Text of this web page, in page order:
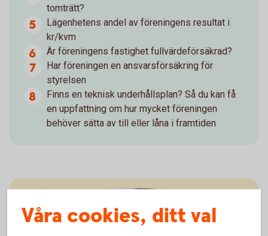
tomträtt?
Lägenhetens andel av föreningens resultat i
kr/kvm
Är föreningens fastighet fullvärdeförsäkrad?
Har föreningen en ansvarsförsäkring för
styrelsen
Finns en teknisk underhållsplan? Så du kan få
en uppfattning om hur mycket föreningen
behöver sätta av till eller låna i framtiden
Våra cookies, ditt val